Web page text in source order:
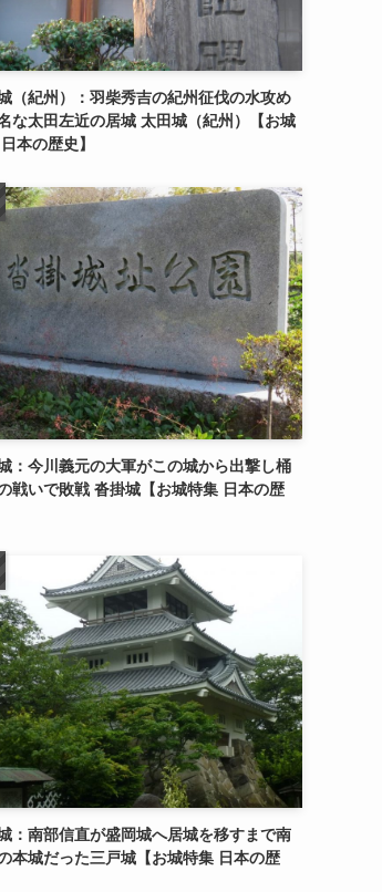
（紀州）：羽柴秀吉の紀州征伐の水攻め
な太田左近の居城 太田城（紀州）【お城
本の歴史】
：今川義元の大軍がこの城から出撃し桶
戦いで敗戦 沓掛城【お城特集 日本の歴
：南部信直が盛岡城へ居城を移すまで南
本城だった三戸城【お城特集 日本の歴